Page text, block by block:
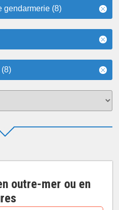
gendarmerie (8)
outre-mer ou en